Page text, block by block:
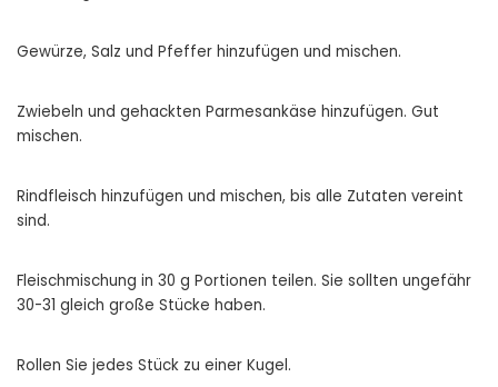
Gewürze, Salz und Pfeffer hinzufügen und mischen.
Zwiebeln und gehackten Parmesankäse hinzufügen. Gut
mischen.
Rindfleisch hinzufügen und mischen, bis alle Zutaten vereint
sind.
Fleischmischung in 30 g Portionen teilen. Sie sollten ungefähr
30-31 gleich große Stücke haben.
Rollen Sie jedes Stück zu einer Kugel.